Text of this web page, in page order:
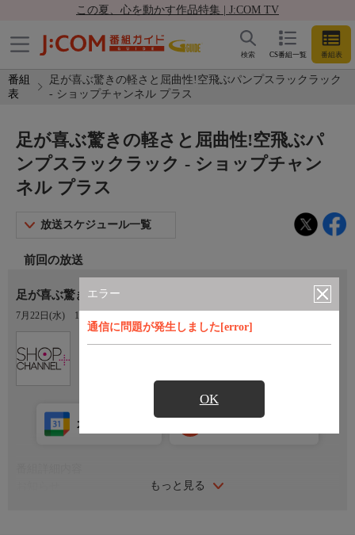
この夏、心を動かす作品特集 | J:COM TV
CS番組一覧 番組表
検索
番組
表
足が喜ぶ驚きの軽さと屈曲性!空飛ぶパンプスラックラック
- ショップチャンネル プラス
エラー
通信に問題が発生しました[error]
OK
足が喜ぶ驚きの軽さと屈曲性!空飛ぶパ
ンプスラックラック - ショップチャン
ネル プラス
放送スケジュール一覧
前回の放送
足が喜ぶ驚きの軽さと屈曲性！空飛ぶパンプスラックラック
7月22日(水) 14:00〜15:00
もっと見る
カレンダー登録